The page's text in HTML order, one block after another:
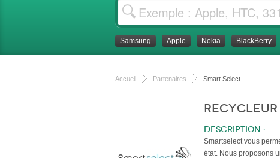
Samsung Apple Nokia BlackBerry
Accueil Partenaires Smart Select
Recycleur
Description :
Smartselect vous
état. Nous proposons